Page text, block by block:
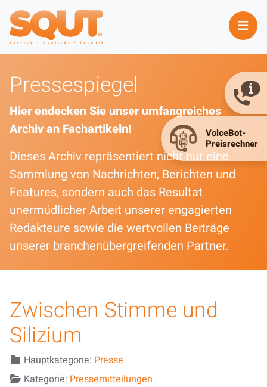
Pressespiegel
Hier endecken Sie unser umfangreiches
Archiv an Fachartikeln!
Dieses Archiv repräsentiert nicht nur eine
Sammlung von Nachrichten, Berichten und
Features, sondern auch das Resultat
unermüdlicher Arbeit unserer engagierten
Redakteure sowie die wertvollen Beiträge
unserer branchenübergreifenden Partner.
Zwischen Stimme und
Silizium
DetailsHauptkategorie: Presse
Kategorie: Pressemitteilungen